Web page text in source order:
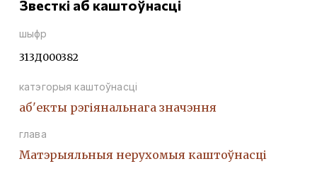
Звесткі аб каштоўнасці
шыфр
313Д000382
катэгорыя каштоўнасці
аб'екты рэгіянальнага значэння
глава
Матэрыяльныя нерухомыя каштоўнасці